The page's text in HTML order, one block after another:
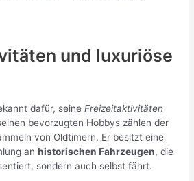
und luxuriöse
dafür, seineFreizeitaktivitäten
bevorzugten Hobbys zählen der
von Oldtimern. Er besitzt eine
anhistorischen Fahrzeugen, die
sondern auch selbst fährt.